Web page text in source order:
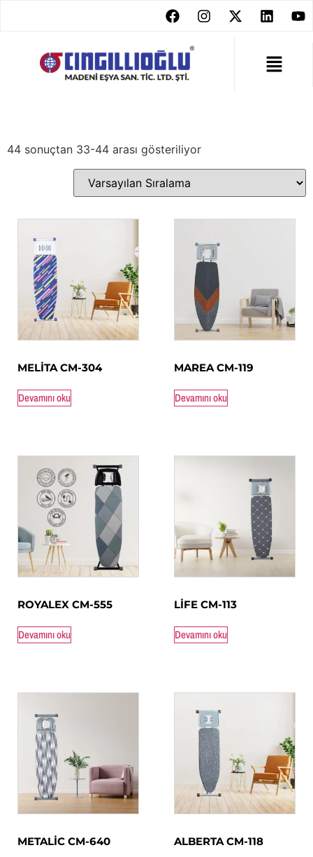
44 sonuçtan 33-44 arası gösteriliyor
MELİTA CM-304
Devamını oku
MAREA CM-119
Devamını oku
ROYALEX CM-555
Devamını oku
LİFE CM-113
Devamını oku
METALİC CM-640 ALBERTA CM-118